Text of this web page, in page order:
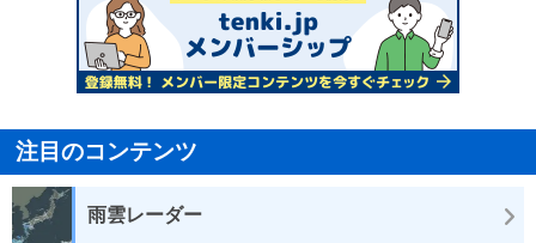
注目のコンテンツ
雨雲レーダー